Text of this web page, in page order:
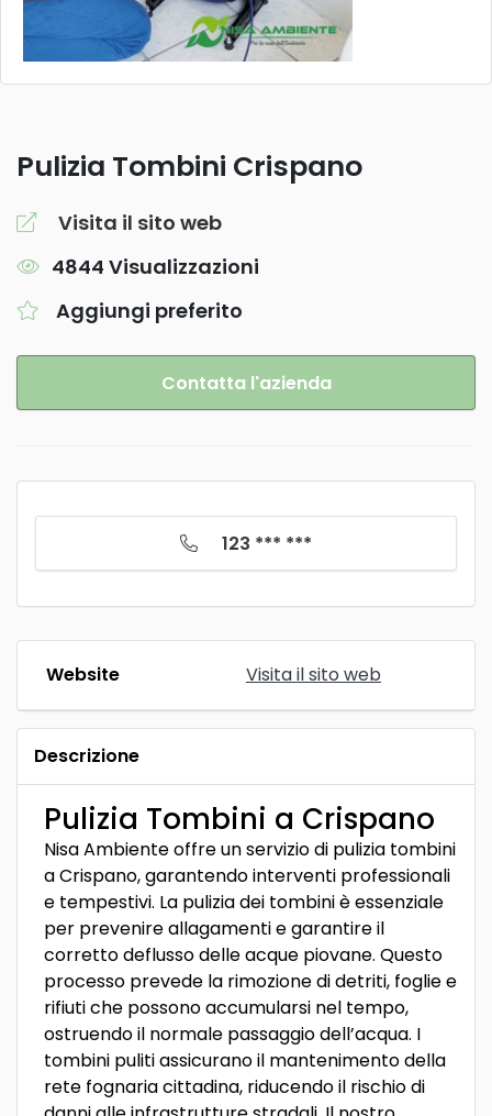
Pulizia Tombini Crispano
Visita il sito web
4844 Visualizzazioni
Aggiungi preferito
Contatta l'azienda
123 *** ***
Website Visita il sito web
Descrizione
Pulizia Tombini a Crispano
Nisa Ambiente offre un servizio di pulizia tombini
a Crispano, garantendo interventi professionali
e tempestivi. La pulizia dei tombini è essenziale
per prevenire allagamenti e garantire il
corretto deflusso delle acque piovane. Questo
processo prevede la rimozione di detriti, foglie e
rifiuti che possono accumularsi nel tempo,
ostruendo il normale passaggio dell’acqua. I
tombini puliti assicurano il mantenimento della
rete fognaria cittadina, riducendo il rischio di